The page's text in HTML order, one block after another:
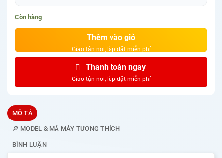
Còn hàng
Thêm vào giỏ
Thanh toán ngay
MÔ TẢ
🔎 MODEL & MÃ MÁY TƯƠNG THÍCH
BÌNH LUẬN